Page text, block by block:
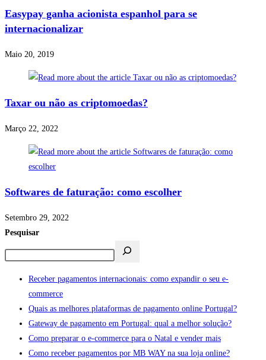
Easypay ganha acionista espanhol para se
internacionalizar
Maio 20, 2019
Taxar ou não as criptomoedas?
Março 22, 2022
Softwares de faturação: como escolher
Setembro 29, 2022
Pesquisar
Receber pagamentos internacionais: como expandir o seu e-
commerce
Quais as melhores plataformas de pagamento online Portugal?
Gateway de pagamento em Portugal: qual a melhor solução?
Como preparar o e-commerce para o Natal e vender mais
Como receber pagamentos por MB WAY na sua loja online?